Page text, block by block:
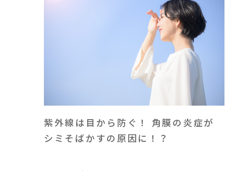
紫外線は目から防ぐ！ 角膜の炎症が
シミそばかすの原因に！？